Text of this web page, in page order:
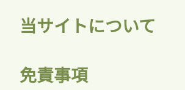
当サイトについて
免責事項